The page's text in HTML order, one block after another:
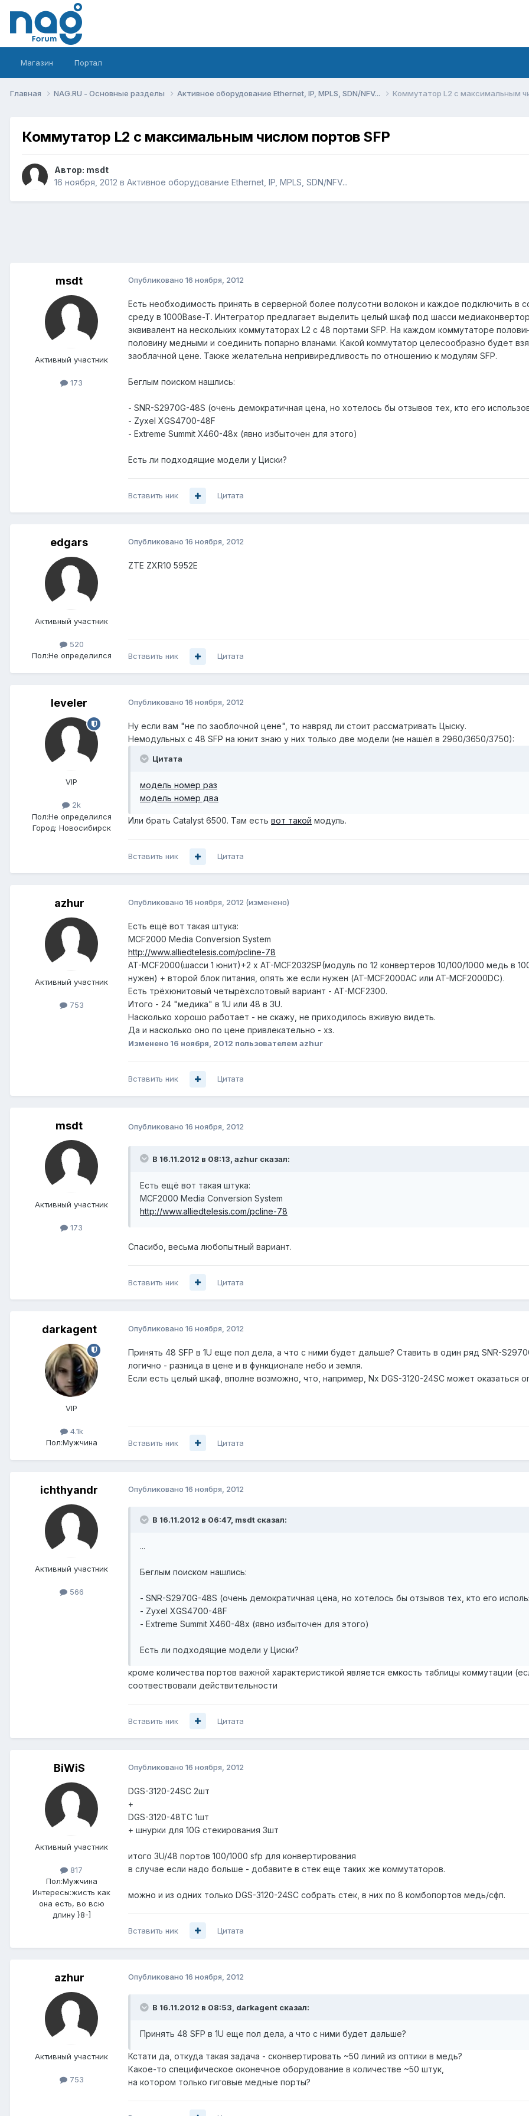
Магазин Портал
Главная NAG.RU - Основные разделы Активное оборудование Ethernet, IP, MPLS, SDN/NFV... Коммутатор L2 с максимальным
Коммутатор L2 с максимальным числом портов SFP
Автор: msdt
16 ноября, 2012 в Активное оборудование Ethernet, IP, MPLS, SDN/NFV...
msdt
Активный участник
173
Опубликовано 16 ноября, 2012
Есть необходимость принять в серверной более полусотни волокон и каждое подключить в
среду в 1000Base-T. Интегратор предлагает выделить целый шкаф под шасси
эквивалент на нескольких коммутаторах L2 c 48 портами SFP. На каждом коммутаторе
половину медными и соединить попарно вланами. Какой коммутатор целесообразно будет
заоблачной цене. Также желательна непривиредливость по отношению к модулям SFP.
Беглым поиском нашлись:
- SNR-S2970G-48S (очень демократичная цена, но хотелось бы отзывов тех, кто его
- Zyxel XGS4700-48F
- Extreme Summit X460-48x (явно избыточен для этого)
Есть ли подходящие модели у Циски?
Вставить ник Цитата
edgars
Активный участник
520
Пол:Не определился
Опубликовано 16 ноября, 2012
ZTE ZXR10 5952E
Вставить ник Цитата
leveler
VIP
2k
Пол:Не определился
Город: Новосибирск
Опубликовано 16 ноября, 2012
Ну если вам "не по заоблочной цене", то навряд ли стоит рассматривать Цыску.
Немодульных с 48 SFP на юнит знаю у них только две модели (не нашёл в 2960/3650/3750):
Цитата
модель номер раз
модель номер два
Или брать Catalyst 6500. Там есть вот такой модуль.
Вставить ник Цитата
azhur
Активный участник
753
Опубликовано 16 ноября, 2012 (изменено)
Есть ещё вот такая штука:
MCF2000 Media Conversion System
http://www.alliedtelesis.com/pcline-78
AT-MCF2000(шасси 1 юнит)+2 х AT-MCF2032SP(модуль по 12 конвертеров 10/100/1000 медь в
нужен) + второй блок питания, опять же если нужен (AT-MCF2000AC или AT-MCF2000DC).
Есть трёхюнитовый четырёхслотовый вариант - AT-MCF2300.
Итого - 24 "медика" в 1U или 48 в 3U.
Насколько хорошо работает - не скажу, не приходилось вживую видеть.
Да и насколько оно по цене привлекательно - хз.
Изменено 16 ноября, 2012 пользователем azhur
Вставить ник Цитата
msdt
Активный участник
173
Опубликовано 16 ноября, 2012
В 16.11.2012 в 08:13, azhur сказал:
Есть ещё вот такая штука:
MCF2000 Media Conversion System
http://www.alliedtelesis.com/pcline-78
Спасибо, весьма любопытный вариант.
Вставить ник Цитата
darkagent
VIP
4.1k
Пол:Мужчина
Опубликовано 16 ноября, 2012
Принять 48 SFP в 1U еще пол дела, а что с ними будет дальше? Ставить в один ряд SNR-
логично - разница в цене и в функционале небо и земля.
Если есть целый шкаф, вполне возможно, что, например, Nx DGS-3120-24SC может оказаться
Вставить ник Цитата
ichthyandr
Активный участник
566
Опубликовано 16 ноября, 2012
В 16.11.2012 в 06:47, msdt сказал:
...
Беглым поиском нашлись:
- SNR-S2970G-48S (очень демократичная цена, но хотелось бы отзывов тех, кто его
- Zyxel XGS4700-48F
- Extreme Summit X460-48x (явно избыточен для этого)
Есть ли подходящие модели у Циски?
кроме количества портов важной характеристикой является емкость таблицы коммутации
соотвествовали действительности
Вставить ник Цитата
BiWiS
Активный участник
817
Пол:Мужчина
Интересы:жисть как
она есть, во всю
длину }8-]
Опубликовано 16 ноября, 2012
DGS-3120-24SC 2шт
+
DGS-3120-48TC 1шт
+ шнурки для 10G стекирования 3шт
итого 3U/48 портов 100/1000 sfp для конвертирования
в случае если надо больше - добавите в стек еще таких же коммутаторов.
можно и из одних только DGS-3120-24SC собрать стек, в них по 8 комбопортов медь/сфп.
Вставить ник Цитата
azhur
Активный участник
753
Опубликовано 16 ноября, 2012
В 16.11.2012 в 08:53, darkagent сказал:
Принять 48 SFP в 1U еще пол дела, а что с ними будет дальше?
Кстати да, откуда такая задача - сконвертировать ~50 линий из оптики в медь?
Какое-то специфическое оконечное оборудование в количестве ~50 штук,
на котором только гиговые медные порты?